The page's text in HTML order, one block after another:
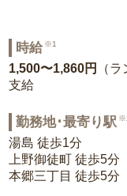
時給 ※1
1,500〜1,860円
（
支給
勤務地･最寄り駅
湯島 徒歩1分
上野御徒町 徒歩5分
本郷三丁目 徒歩5分